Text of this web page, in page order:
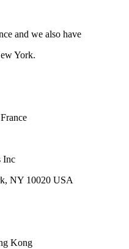
and we also have
York.
Inc
NY 10020 USA
Kong